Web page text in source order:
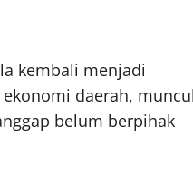
kembali menjadi
daerah,
belum berpihak